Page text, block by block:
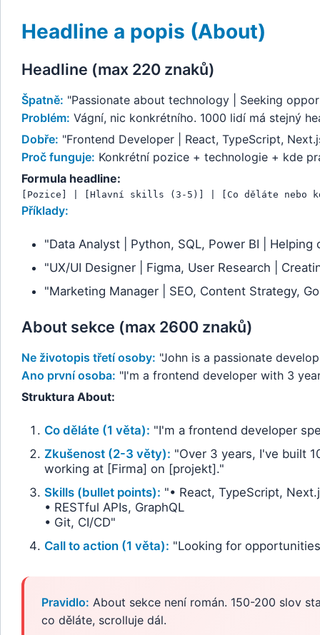
Headline a popis (About)
Headline (max 220 znaků)
Špatně: "Passionate about technology | Seeking
Problém: Vágní, nic konkrétního. 1000 lidí má stejný
Dobře: "Frontend Developer | React, TypeScript,
Proč funguje: Konkrétní pozice + technologie + kde
Formula headline:
[Pozice] | [Hlavní skills (3-5)] | [Co děláte nebo
Příklady:
"Data Analyst | Python, SQL, Power BI |
"UX/UI Designer | Figma, User Research |
"Marketing Manager | SEO, Content Strategy,
About sekce (max 2600 znaků)
Ne životopis třetí osoby: "John is a passionate
Ano první osoba: "I'm a frontend developer with 3
Struktura About:
Co děláte (1 věta): "I'm a frontend developer
Zkušenost (2-3 věty): "Over 3 years, I've built
working at [Firma] on [projekt]."
Skills (bullet points): "• React, TypeScript,
• RESTful APIs, GraphQL
• Git, CI/CD"
Call to action (1 věta): "Looking for
Pravidlo: About sekce není román. 150-200 slov
co děláte, scrolluje dál.